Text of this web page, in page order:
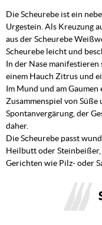
Die Scheurebe ist ein
Urgestein. Als Kreuzung
aus der Scheurebe
Scheurebe leicht und
In der Nase
einem Hauch Zitrus und
Im Mund und am
Zusammenspiel von Süße
Spontanvergärung, der
daher.
Die Scheurebe passt
Heilbutt oder Steinbeißer,
Gerichten wie Pilz- oder